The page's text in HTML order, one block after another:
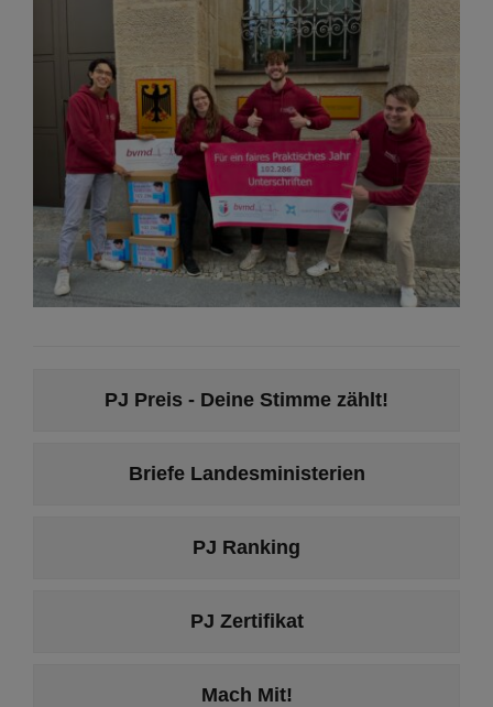
PJ Preis - Deine Stimme zählt!
Briefe Landesministerien
PJ Ranking
PJ Zertifikat
Mach Mit!